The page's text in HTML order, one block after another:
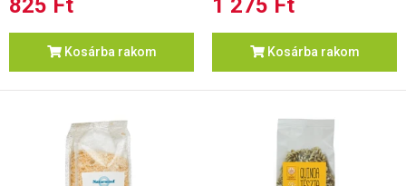
825 Ft
Kosárba rakom
1 275 Ft
Kosárba rakom